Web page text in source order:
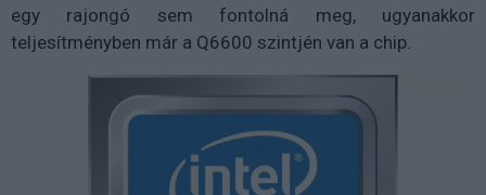
egy rajongó sem fontolná meg, ugyanakkor
teljesítményben már a Q6600 szintjén van a chip.